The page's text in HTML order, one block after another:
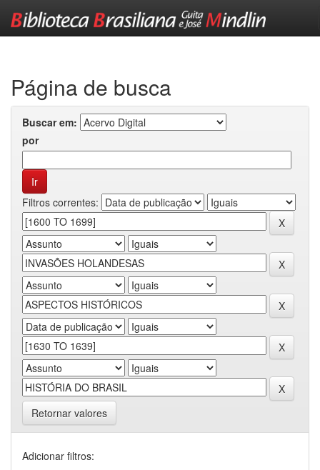
Página de busca
Buscar em:
por
Filtros correntes:
Retornar valores
Adicionar filtros: